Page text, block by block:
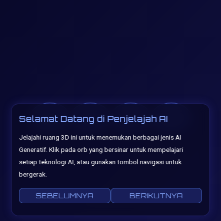
← → ↑
Selamat Datang di Penjelajah AI
Jelajahi ruang 3D ini untuk menemukan berbagai jenis AI
Generatif. Klik pada orb yang bersinar untuk mempelajari
setiap teknologi AI, atau gunakan tombol navigasi untuk
bergerak.
SEBELUMNYA BERIKUTNYA